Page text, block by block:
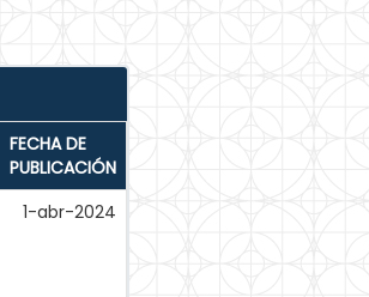
FECHA DE
PUBLICACIÓN
1-abr-2024